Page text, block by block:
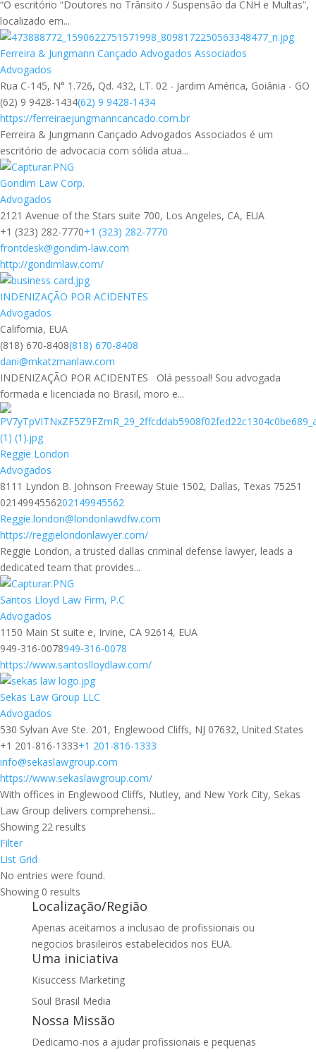
“O escritório “Doutores no Trânsito / Suspensão da CNH e Multas”,
localizado em...
Ferreira & Jungmann Cançado Advogados Associados
Advogados
Rua C-145, N° 1.726, Qd. 432, LT. 02 - Jardim América, Goiânia - GO
(62) 9 9428-1434(62) 9 9428-1434
https://ferreiraejungmanncancado.com.br
Ferreira & Jungmann Cançado Advogados Associados é um
escritório de advocacia com sólida atua...
Gondim Law Corp.
Advogados
2121 Avenue of the Stars suite 700, Los Angeles, CA, EUA
+1 (323) 282-7770+1 (323) 282-7770
frontdesk@gondim-law.com
http://gondimlaw.com/
INDENIZAÇÃO POR ACIDENTES
Advogados
California, EUA
(818) 670-8408(818) 670-8408
dani@mkatzmanlaw.com
INDENIZAÇÃO POR ACIDENTES Olá pessoal! Sou advogada
formada e licenciada no Brasil, moro e...
Reggie London
Advogados
8111 Lyndon B. Johnson Freeway Stuie 1502, Dallas, Texas 75251
0214994556202149945562
Reggie.london@londonlawdfw.com
https://reggielondonlawyer.com/
Reggie London, a trusted dallas criminal defense lawyer, leads a
dedicated team that provides...
Santos Lloyd Law Firm, P.C
Advogados
1150 Main St suite e, Irvine, CA 92614, EUA
949-316-0078949-316-0078
https://www.santoslloydlaw.com/
Sekas Law Group LLC
Advogados
530 Sylvan Ave Ste. 201, Englewood Cliffs, NJ 07632, United States
+1 201-816-1333+1 201-816-1333
info@sekaslawgroup.com
https://www.sekaslawgroup.com/
With offices in Englewood Cliffs, Nutley, and New York City, Sekas
Law Group delivers comprehensi...
Showing 22 results
Filter
List Grid
No entries were found.
Showing 0 results
Localização/Região
Apenas aceitamos a inclusao de profissionais ou
negocios brasileiros estabelecidos nos EUA.
Uma iniciativa
Kisuccess Marketing
Soul Brasil Media
Nossa Missão
Dedicamo-nos a ajudar profissionais e pequenas